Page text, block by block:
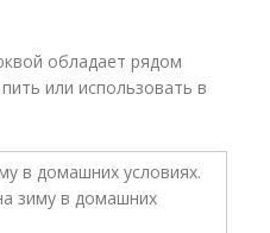
обладает рядом
или использовать в